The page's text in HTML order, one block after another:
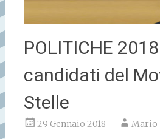
POLITICHE
candidati del
Stelle
29 Gennaio 2018 Mario